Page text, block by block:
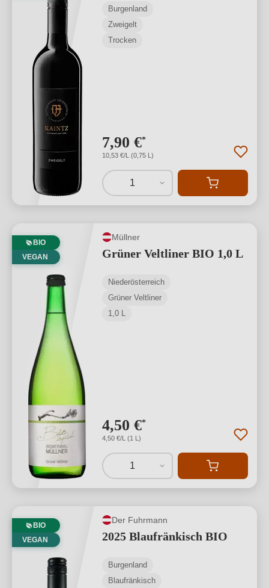
Burgenland
Zweigelt
Trocken
7,90 €*
10,53 €/L (0,75 L)
1
BIO
VEGAN
Müllner
Grüner Veltliner BIO 1,0 L
Niederösterreich
Grüner Veltliner
1,0 L
4,50 €*
4,50 €/L (1 L)
1
BIO
VEGAN
Der Fuhrmann
2025 Blaufränkisch BIO
Burgenland
Blaufränkisch